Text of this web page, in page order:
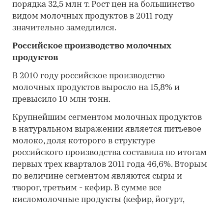
порядка 32,5 млн т. Рост цен на большинство
видом молочных продуктов в 2011 году
значительно замедлился.
Российское производство молочных
продуктов
В 2010 году российское производство
молочных продуктов выросло на 15,8% и
превысило 10 млн тонн.
Крупнейшим сегментом молочных продуктов
в натуральном выражении является питьевое
молоко, доля которого в структуре
российского производства составила по итогам
первых трех кварталов 2011 года 46,6%. Вторым
по величине сегментом являются сыры и
творог, третьим - кефир. В сумме все
кисломолочные продукты (кефир, йогурт,